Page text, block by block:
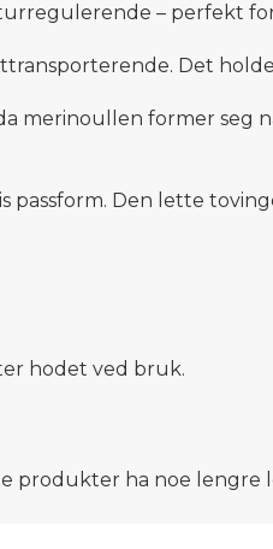
– perfekt
Det
merinoullen former
Den lette
hodet ved bruk.
produkter ha noe